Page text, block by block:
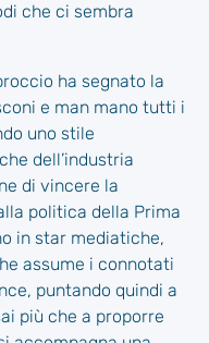
che ci sembra
ha segnato la
e man mano tutti i
uno stile
dell’industria
di vincere la
politica della Prima
in star mediatiche,
assume i connotati
puntando quindi a
più che a proporre